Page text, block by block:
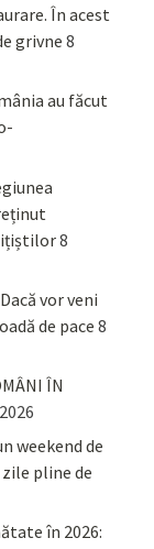
În acest
grivne 8
au făcut
8
vor veni
de pace 8
ÎN
weekend de
pline de
în 2026: